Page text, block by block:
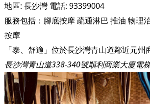
地區: 長沙灣電話: 93399004
服務包括： 腳底按摩疏通淋巴 推油 物理
按摩
長沙灣青山道338-340號順利商業大廈電